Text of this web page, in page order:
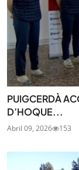
PUIGCERDÀ
D’HOQUE...
Abril 09, 2026 153